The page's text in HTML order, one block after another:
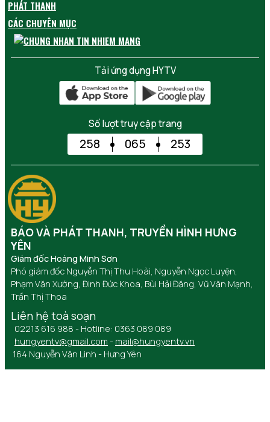
PHÁT THANH
CÁC CHUYÊN MỤC
Tải ứng dụng HYTV
Số lượt truy cập trang
258 065 253
BÁO VÀ PHÁT THANH, TRUYỀN HÌNH HƯNG
YÊN
Giám đốc Hoàng Minh Sơn
Phó giám đốc Nguyễn Thị Thu Hoài, Nguyễn Ngọc Luyện,
Phạm Văn Xướng, Đinh Đức Khoa, Bùi Hải Đăng, Vũ Văn Mạnh,
Trần Thị Thoa
Liên hệ toà soạn
02213 616 988 - Hotline: 0363 089 089
hungyentv@gmail.com - mail@hungyentv.vn
164 Nguyễn Văn Linh - Hưng Yên